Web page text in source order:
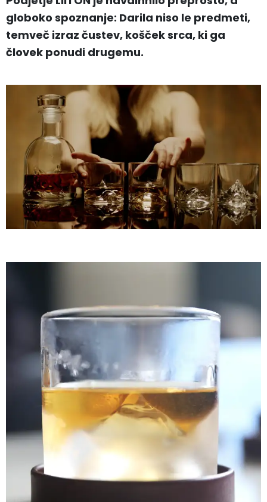
globoko spoznanje: Darila niso le predmeti,
temveč izraz čustev, košček srca, ki ga
človek ponudi drugemu.